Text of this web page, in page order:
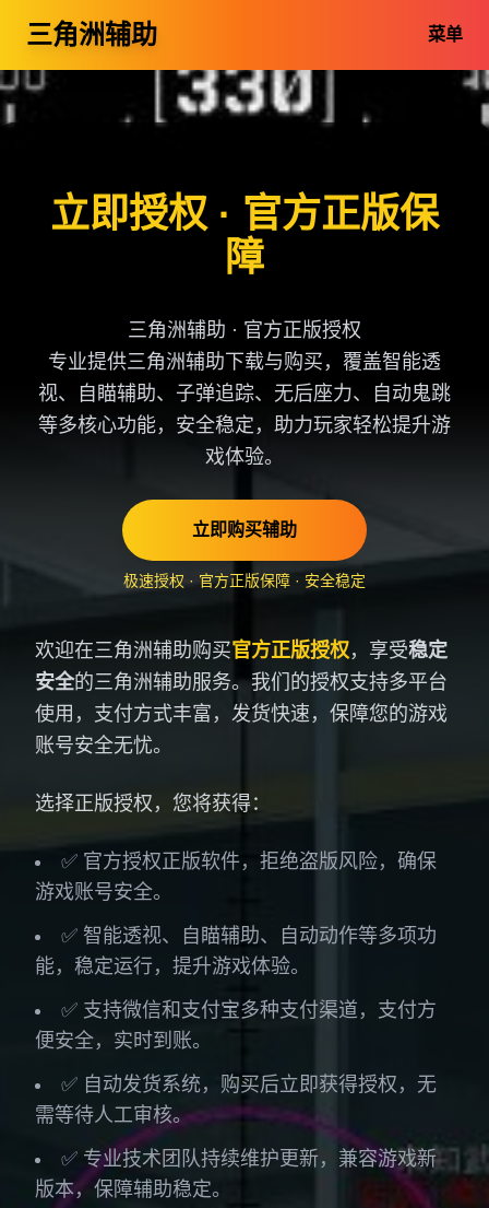
三角洲辅助 菜单
立即授权 · 官方正版保
障
三角洲辅助 · 官方正版授权
专业提供三角洲辅助下载与购买，覆盖智能透
视、自瞄辅助、子弹追踪、无后座力、自动鬼跳
等多核心功能，安全稳定，助力玩家轻松提升游
戏体验。
立即购买辅助
极速授权 · 官方正版保障 · 安全稳定
欢迎在三角洲辅助购买官方正版授权，享受稳定
安全的三角洲辅助服务。我们的授权支持多平台
使用，支付方式丰富，发货快速，保障您的游戏
账号安全无忧。
选择正版授权，您将获得：
✅ 官方授权正版软件，拒绝盗版风险，确保
游戏账号安全。
✅ 智能透视、自瞄辅助、自动动作等多项功
能，稳定运行，提升游戏体验。
✅ 支持微信和支付宝多种支付渠道，支付方
便安全，实时到账。
✅ 自动发货系统，购买后立即获得授权，无
需等待人工审核。
✅ 专业技术团队持续维护更新，兼容游戏新
版本，保障辅助稳定。